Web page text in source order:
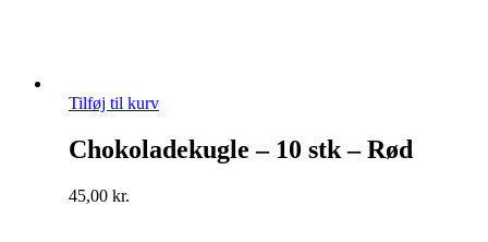
Tilføj til kurv
Chokoladekugle – 10 stk – Rød
45,00 kr.